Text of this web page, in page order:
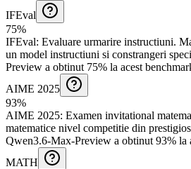
IFEval
75%
IFEval: Evaluare urmarire instructiuni.
un model instructiuni si constrangeri
Preview a obtinut 75% la acest
AIME 2025
93%
AIME 2025: Examen invitational
matematice nivel competitie din
Qwen3.6-Max-Preview a obtinut 93% la
MATH